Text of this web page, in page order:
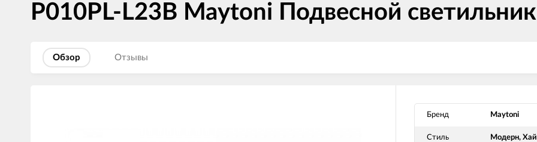
P010PL-L23B Maytoni Подвесной
Обзор Отзывы
Бренд Maytoni
Стиль
Модерн,